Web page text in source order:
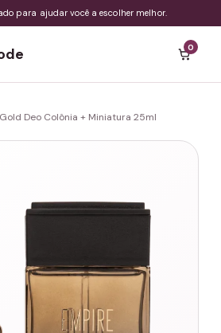
para ajudar você a escolher melhor.
0
Deo Colônia + Miniatura 25ml